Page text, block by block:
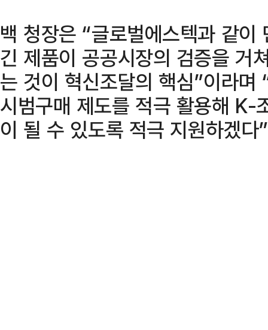
백 청장은 “글로벌에스텍과 같
긴 제품이 공공시장의 검증을 거
는 것이 혁신조달의 핵심”이라며
시범구매 제도를 적극 활용해 K-
이 될 수 있도록 적극 지원하겠다